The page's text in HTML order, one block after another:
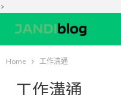
>
Home 工作溝通
工作溝通